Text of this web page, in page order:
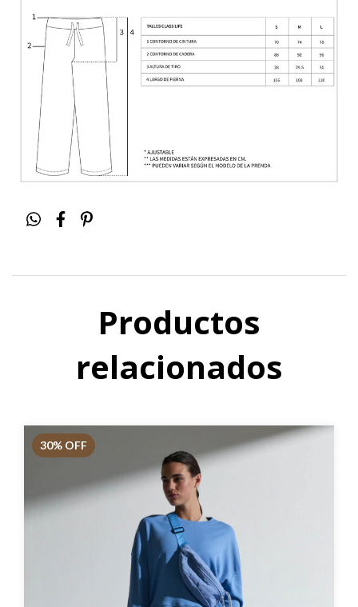
Productos
relacionados
30% OFF